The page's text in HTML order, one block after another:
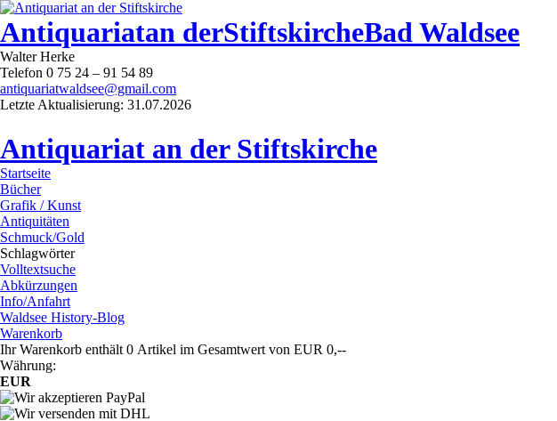
Antiquariatan derStiftskircheBad Waldsee
Walter Herke
Telefon 0 75 24 – 91 54 89
antiquariatwaldsee@gmail.com
Letzte Aktualisierung: 31.07.2026
Antiquariat an der Stiftskirche
Startseite
Bücher
Grafik / Kunst
Antiquitäten
Schmuck/Gold
Schlagwörter
Volltextsuche
Abkürzungen
Info/Anfahrt
Waldsee History-Blog
Warenkorb
Ihr Warenkorb enthält 0 Artikel im Gesamtwert von EUR 0,--
Währung:
EUR